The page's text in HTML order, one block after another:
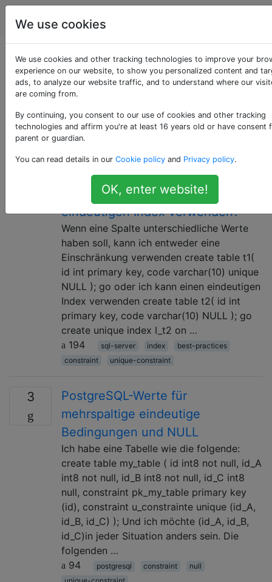
Datenbankadministratoren
Als «constraint»
getaggte Fragen
Ein deklarativer Mechanismus wie eine Prüfung oder
ein Fremdschlüssel, der eine Datenintegritätsregel in
Wann sollte ich eine eindeutige
Einschränkung anstelle eines
eindeutigen Index verwenden?
Wenn eine Spalte unterschiedliche Werte
haben soll, kann ich entweder eine
Einschränkung verwenden create table t1(
id int primary key, code varchar(10) unique
NULL ); go oder ich kann einen eindeutigen
Index verwenden create table t2( id int
primary key, code varchar(10) NULL ); go
create unique index I_t2 on …
194
sql-server index
best-practices
constraint
unique-constraint
3
PostgreSQL-Werte für
mehrspaltige eindeutige
Bedingungen und NULL
Ich habe eine Tabelle wie die folgende:
create table my_table ( id int8 not null, id_A
int8 not null, id_B int8 not null, id_C int8
null, constraint pk_my_table primary key
(id), constraint u_constrainte unique (id_A,
id_B, id_C) ); Und ich möchte (id_A, id_B,
id_C)in jeder Situation anders sein. Die
folgenden …
94
postgresql constraint
null
We use cookies
We use cookies and other tracking technologies to improve your
experience on our website, to show you personalized content and
ads, to analyze our website traffic, and to understand where our
are coming from.
By continuing, you consent to our use of cookies and other tracking
technologies and affirm you're at least 16 years old or have consent
parent or guardian.
You can read details in our Cookie policy and Privacy policy.
OK, enter website!